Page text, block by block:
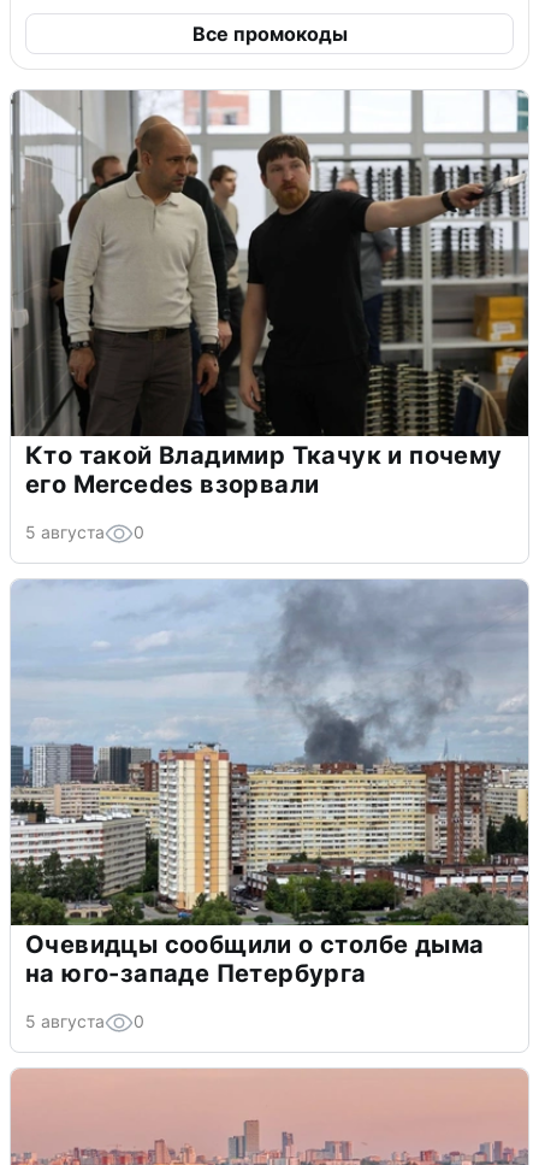
Все промокоды
Кто такой Владимир Ткачук и почему
его Mercedes взорвали
5 августа 0
Очевидцы сообщили о столбе дыма
на юго-западе Петербурга
5 августа 0